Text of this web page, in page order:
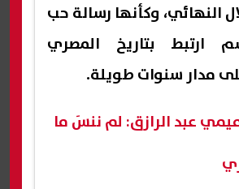
النهائي، وكأنها رسالة حب
ارتبط بتاريخ المصري
مدار سنوات طويلة.
عبد الرازق: لم ننسَ ما